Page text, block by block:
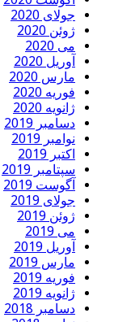
جولای 2020
ژوئن 2020
می 2020
آوریل 2020
مارس 2020
فوریه 2020
ژانویه 2020
دسامبر 2019
نوامبر 2019
اکتبر 2019
سپتامبر 2019
آگوست 2019
جولای 2019
ژوئن 2019
می 2019
آوریل 2019
مارس 2019
فوریه 2019
ژانویه 2019
دسامبر 2018